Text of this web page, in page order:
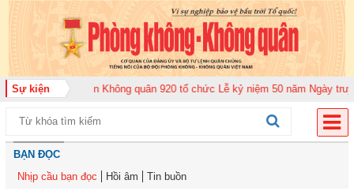
Sự kiện
Trung đoàn Không quân 920 tổ chức Lễ kỷ niệm 50 năm Ngày truyền
BẠN ĐỌC
Nhịp cầu bạn đọc
Hồi âm Tin buồn